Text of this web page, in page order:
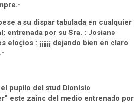
a su dispar tabulada en cualquier
entrenada por su Sra. : Josiane
: ¡¡¡¡¡¡ dejando bien en claro
pupilo del stud Dionisio
este zaino del medio entrenado por